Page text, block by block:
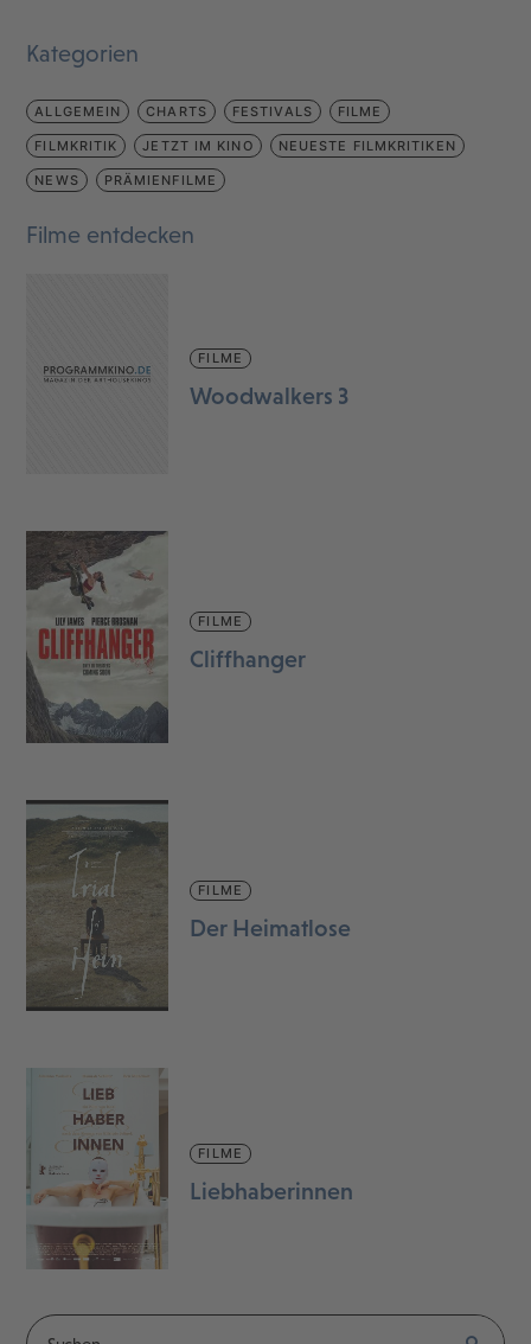
Kategorien
ALLGEMEIN CHARTS FESTIVALS FILME
FILMKRITIK JETZT IM KINO NEUESTE FILMKRITIKEN
NEWS PRÄMIENFILME
Filme entdecken
FILME
Woodwalkers 3
FILME
Cliffhanger
FILME
Der Heimatlose
FILME
Liebhaberinnen